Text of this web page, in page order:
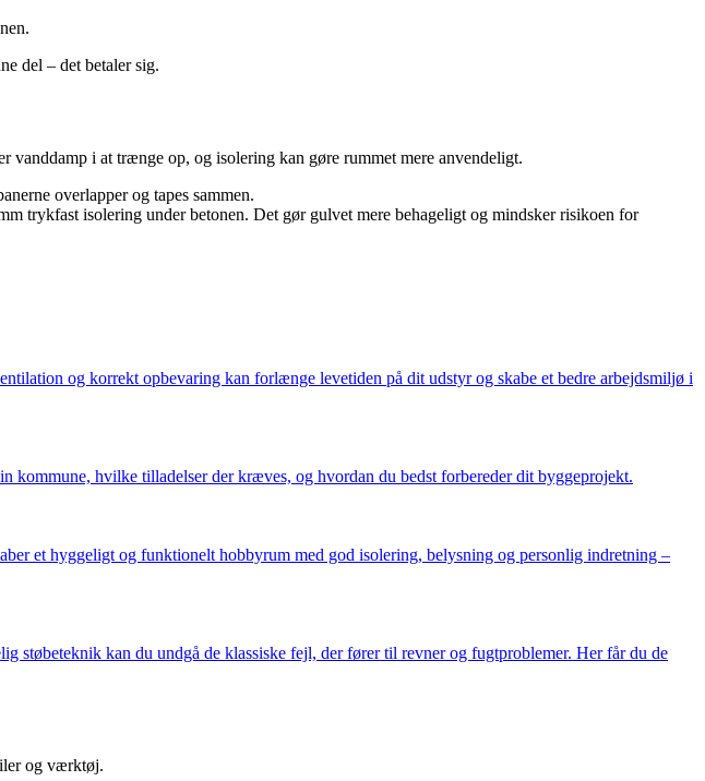
del – det betaler sig.
vanddamp i at trænge op, og isolering kan gøre rummet mere anvendeligt.
overlapper og tapes sammen.
trykfast isolering under betonen. Det gør gulvet mere behageligt og mindsker risikoen for
og korrekt opbevaring kan forlænge levetiden på dit udstyr og skabe et bedre arbejdsmiljø i
hvilke tilladelser der kræves, og hvordan du bedst forbereder dit byggeprojekt.
et hyggeligt og funktionelt hobbyrum med god isolering, belysning og personlig indretning –
støbeteknik kan du undgå de klassiske fejl, der fører til revner og fugtproblemer. Her får du de
og værktøj.